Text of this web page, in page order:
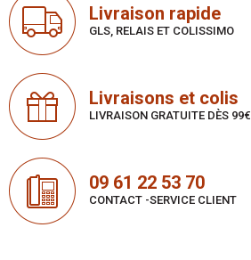
Livraison rapide
GLS, RELAIS ET COLISSIMO
Livraisons et colis
LIVRAISON GRATUITE DÈS 99€
09 61 22 53 70
CONTACT -SERVICE CLIENT